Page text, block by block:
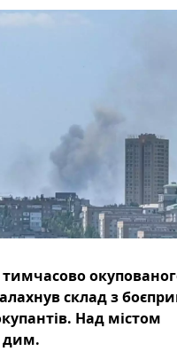
тимчасово
склад з
Над містом
дим.